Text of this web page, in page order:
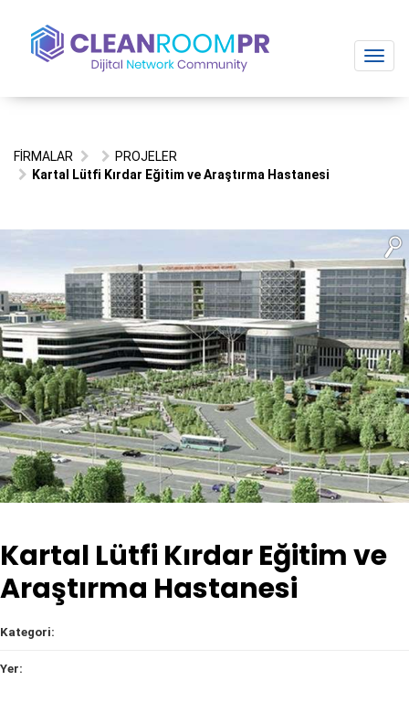
FİRMALAR
PROJELER
Kartal Lütfi Kırdar Eğitim ve Araştırma Hastanesi
Kartal Lütfi Kırdar Eğitim ve
Araştırma Hastanesi
Kategori:
Yer: